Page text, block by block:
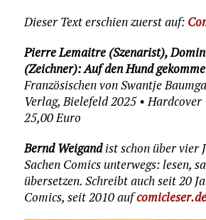
Dieser Text erschien zuerst auf:
Pierre Lemaitre (Szenarist),
(Zeichner): Auf den Hund
Französischen von Swantje
Verlag, Bielefeld 2025 • Hardcover
25,00 Euro
Bernd Weigandist schon über vier
Sachen Comics unterwegs: lesen,
übersetzen. Schreibt auch seit 20
Comics, seit 2010 aufcomicleser.de